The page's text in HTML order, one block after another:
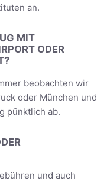
an.
MIT
ODER
beobachten wir
oder München und
pünktlich ab.
und auch